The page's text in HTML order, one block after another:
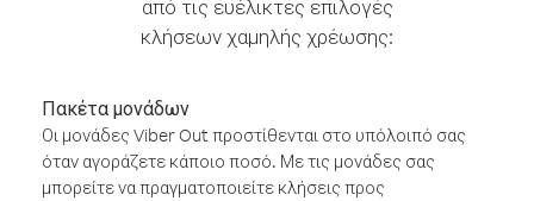
από τις ευέλικτες επιλογές
κλήσεων χαμηλής χρέωσης:
Πακέτα μονάδων
Οι μονάδες Viber Out προστίθενται στο υπόλοιπό σας
όταν αγοράζετε κάποιο ποσό. Με τις μονάδες σας
μπορείτε να πραγματοποιείτε κλήσεις προς